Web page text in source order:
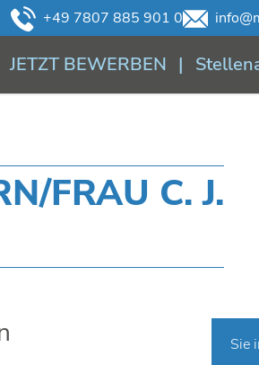
+49 7807 885 901 0
JETZT BEWERBEN
FRAU C. J.
Sie